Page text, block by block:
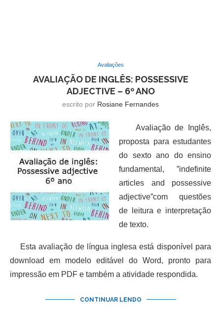
Avaliações
AVALIAÇÃO DE INGLÊS: POSSESSIVE
ADJECTIVE – 6º ANO
escrito por Rosiane Fernandes
Avaliação de Inglês,
proposta para estudantes
do sexto ano do ensino
fundamental, ”indefinite
articles and possessive
adjective”com questões
de leitura e interpretação
de texto.
Esta avaliação de língua inglesa está disponível para
download em modelo editável do Word, pronto para
impressão em PDF e também a atividade respondida.
CONTINUAR LENDO